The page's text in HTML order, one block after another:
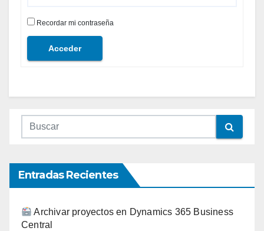
Recordar mi contraseña
Acceder
Entradas Recientes
Archivar proyectos en Dynamics 365 Business
Central